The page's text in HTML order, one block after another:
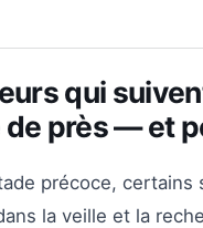
qui
de près — et
précoce, certains
la veille et la